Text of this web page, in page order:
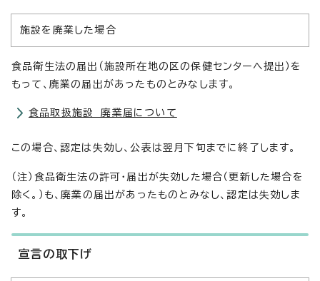
施設を廃業した場合
食品衛生法の届出（施設所在地の区の保健センターへ提出）を
もって、廃業の届出があったものとみなします。
食品取扱施設 廃業届について
この場合、認定は失効し、公表は翌月下旬までに終了します。
（注）食品衛生法の許可・届出が失効した場合（更新した場合を
除く。）も、廃業の届出があったものとみなし、認定は失効しま
す。
宣言の取下げ